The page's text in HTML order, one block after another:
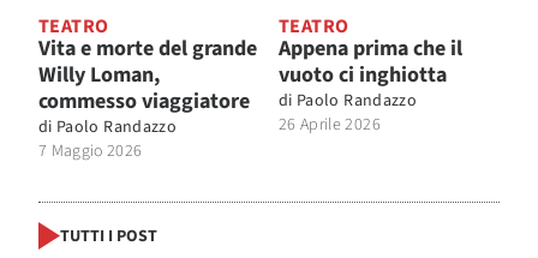
TEATRO
Vita e morte del grande
Willy Loman,
commesso viaggiatore
di Paolo Randazzo
7 Maggio 2026
TEATRO
Appena prima che il
vuoto ci inghiotta
di Paolo Randazzo
26 Aprile 2026
TUTTI I POST